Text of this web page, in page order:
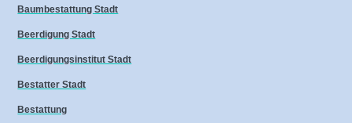
Baumbestattung Stadt
Beerdigung Stadt
Beerdigungsinstitut Stadt
Bestatter Stadt
Bestattung